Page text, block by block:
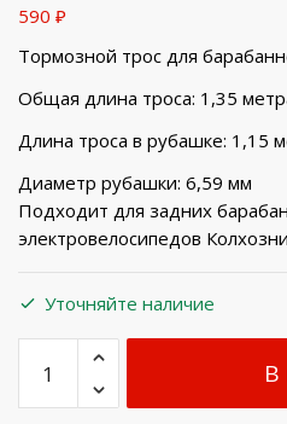
590 ₽
Тормозной трос для
Общая длина троса: 1,35
Длина троса в рубашке: 1,15
Диаметр рубашки: 6,59 мм
Подходит для задних
электровелосипедов
Уточняйте наличие
В